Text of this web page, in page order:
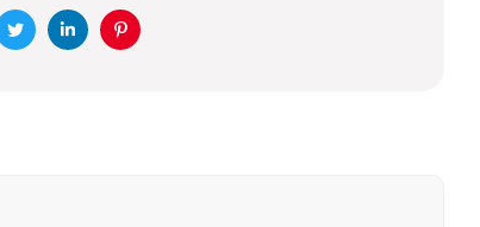
TwitterLinkedinPinterest